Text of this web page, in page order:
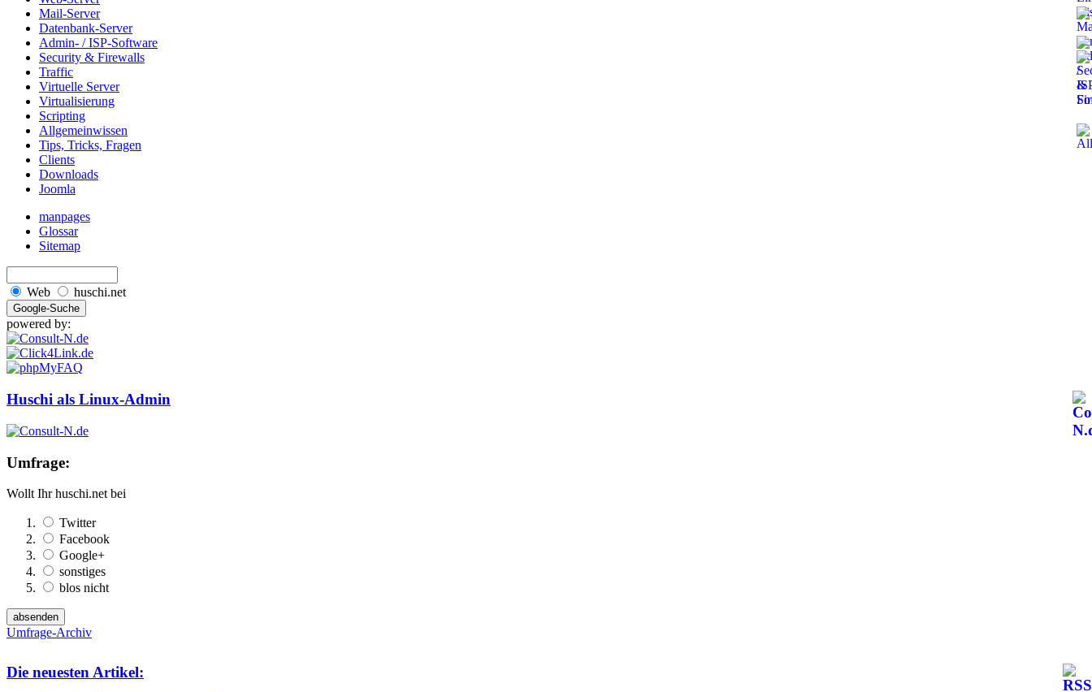
Mail-Server
Datenbank-Server
Admin- / ISP-Software
Security & Firewalls
Traffic
Virtuelle Server
Virtualisierung
Scripting
Allgemeinwissen
Tips, Tricks, Fragen
Clients
Downloads
Joomla
manpages
Glossar
Sitemap
Web huschi.net
powered by:
Huschi als Linux-Admin
Umfrage:
Wollt Ihr huschi.net bei
Twitter
Facebook
Google+
sonstiges
blos nicht
Umfrage-Archiv
Die neuesten Artikel: